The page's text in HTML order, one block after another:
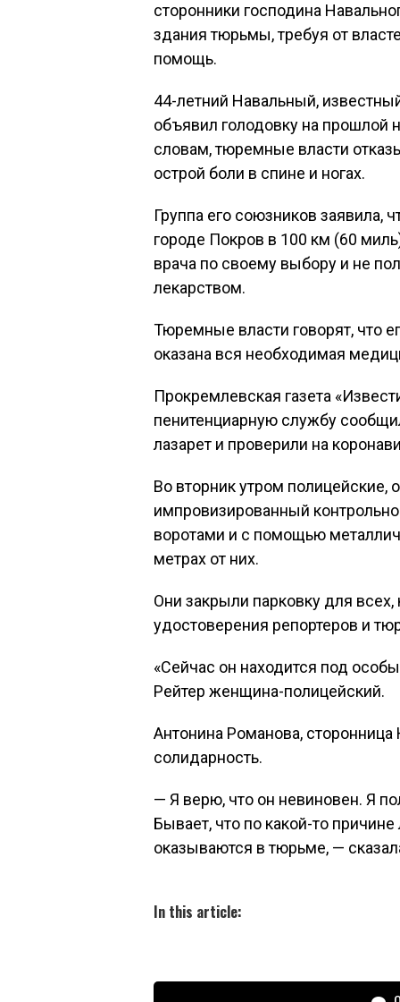
сторонники господина
здания тюрьмы, требуя от
помощь.
44-летний Навальный,
объявил голодовку на прошлой
словам, тюремные власти
острой боли в спине и ногах.
Группа его союзников заявила,
городе Покров в 100 км (60
врача по своему выбору и не
лекарством.
Тюремные власти говорят, что
оказана вся необходимая
Прокремлевская газета
пенитенциарную службу
лазарет и проверили на
Во вторник утром полицейские,
импровизированный
воротами и с помощью
метрах от них.
Они закрыли парковку для
удостоверения репортеров и
«Сейчас он находится под
Рейтер женщина-полицейский.
Антонина Романова, сторонница
солидарность.
— Я верю, что он невиновен. Я
Бывает, что по какой-то
оказываются в тюрьме, —
In this article: